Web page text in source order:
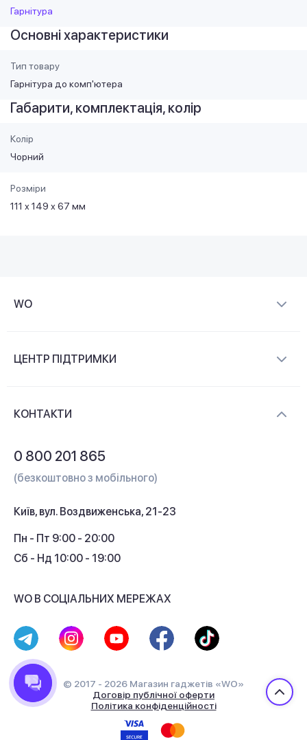
Гарнітура
Основні характеристики
Тип товару
Гарнітура до комп'ютера
Габарити, комплектація, колір
Колір
Чорний
Розміри
111 х 149 х 67 мм
WO
Контакти
ЦЕНТР ПІДТРИМКИ
Кешбек
КОНТАКТИ
0 800 201 865
(безкоштовно з мобільного)
Київ, вул. Воздвиженська, 21-23
Пн - Пт 9:00 - 20:00
Сб - Нд 10:00 - 19:00
WO В СОЦІАЛЬНИХ МЕРЕЖАХ
© 2017 - 2026 Магазин гаджетів «WO»
Договір публічної оферти
Політика конфіденційності